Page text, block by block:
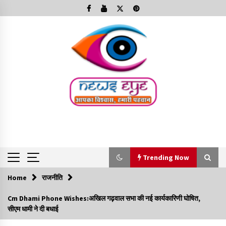
to
Trending Now
Trending Now
कार्यक्रम में शामिल हुए सीएम,आधुनिक मदरसों का नाम अब्दुल कलाम के नाम
Home राजनीति
Cm Dhami Phone Wishes:अखिल गढ़वाल सभा की नई कार्यकारिणी घोषित,
सीएम धामी ने दी बधाई